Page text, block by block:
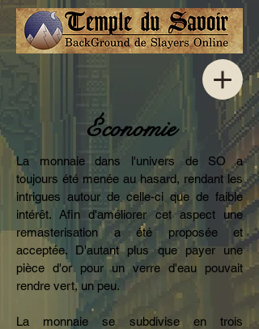
Économie
La monnaie dans l'univers de SO a
toujours été menée au hasard, rendant les
intrigues autour de celle-ci que de faible
intérêt. Afin d'améliorer cet aspect une
remasterisation a été proposée et
acceptée. D'autant plus que payer une
pièce d'or pour un verre d'eau pouvait
rendre vert, un peu.
La monnaie se subdivise en trois